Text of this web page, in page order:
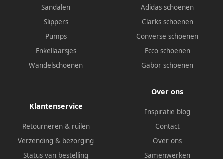
Sandalen
Slippers
Pumps
Enkellaarsjes
Wandelschoenen
Adidas schoenen
Clarks schoenen
Converse schoenen
Ecco schoenen
Gabor schoenen
Klantenservice
Retourneren & ruilen
Verzending & bezorging
Status van bestelling
Over ons
Inspiratie blog
Contact
Over ons
Samenwerken